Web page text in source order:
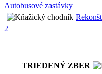
Autobusové zastávky
2
TRIEDENÝ ZBER